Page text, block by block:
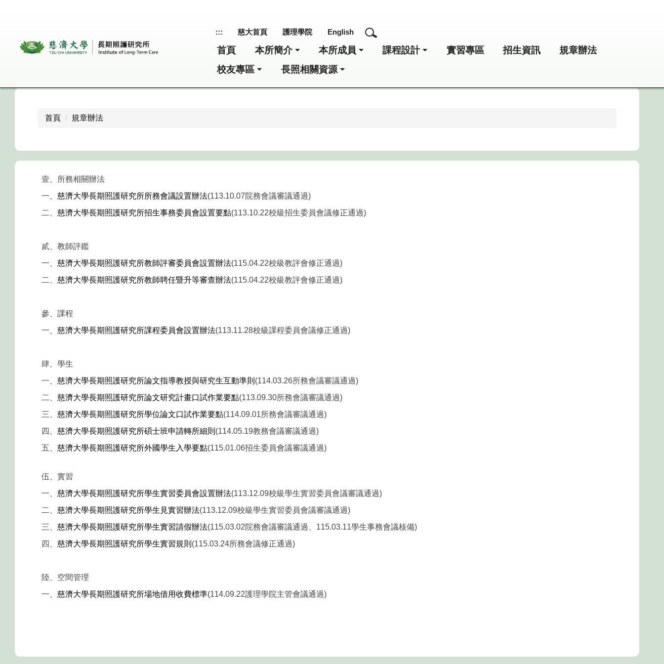
::: 慈大首頁 護理學院 English
首頁 本所簡介 本所成員 課程設計 實習專區 招生資訊
規章辦法
校友專區
長照相關資源
首頁 規章辦法
壹、所務相關辦法
一、 慈濟大學長期照護研究所所務會議設置辦法(113.10.07院務會議審議通過)
二、 慈濟大學長期照護研究所招生事務委員會設置要點(113.10.22校級招生委員會議修正通過)
貳、教師評鑑
一、 慈濟大學長期照護研究所教師評審委員會設置辦法(115.04.22校級教評會修正通過)
二、 慈濟大學長期照護研究所教師聘任暨升等審查辦法(115.04.22校級教評會修正通過)
參、課程
一、 慈濟大學長期照護研究所課程委員會設置辦法(113.11.28校級課程委員會議修正通過)
肆、學生
一、 慈濟大學長期照護研究所論文指導教授與研究生互動準則 (114.03.26所務會議審議通過)
二、 慈濟大學長期照護研究所論文研究計畫口試作業要點(113.09.30所務會議審議通過)
三、 慈濟大學長期照護研究所學位論文口試作業要點(114.09.01所務會議審議通過)
四、 慈濟大學長期照護研究所碩士班申請轉所細則 (114.05.19教務會議審議通過)
五、 慈濟大學長期照護研究所外國學生入學要點(115.01.06招生委員會議審議通過)
伍、實習
一、 慈濟大學長期照護研究所學生實習委員會設置辦法(113.12.09校級學生實習委員會議審議通過)
二、 慈濟大學長期照護研究所學生見實習辦法(113.12.09校級學生實習委員會議審議通過)
三、 慈濟大學長期照護研究所學生實習請假辦法(115.03.02院務會議審議通過、115.03.11學生事務會議核備)
四、 慈濟大學長期照護研究所學生實習規則 (115.03.24所務會議修正通過)
陸、空間管理
一、 慈濟大學長期照護研究所場地借用收費標準(114.09.22護理學院主管會議通過)